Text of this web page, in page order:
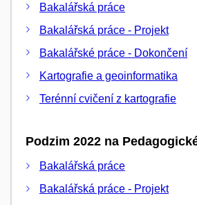
Bakalářská práce
Bakalářská práce - Projekt
Bakalářské práce - Dokončení
Kartografie a geoinformatika
Terénní cvičení z kartografie
Podzim 2022 na
Bakalářská práce
Bakalářská práce - Projekt